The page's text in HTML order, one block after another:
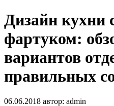
Дизайн кухни
фартуком:
вариантов
правильных
06.06.2018 автор: admin